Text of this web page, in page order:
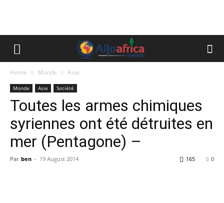
Home Monde Asie
Monde Asie Société
Toutes les armes chimiques
syriennes ont été détruites en
mer (Pentagone) –
Par ben - 19 August 2014 0
165